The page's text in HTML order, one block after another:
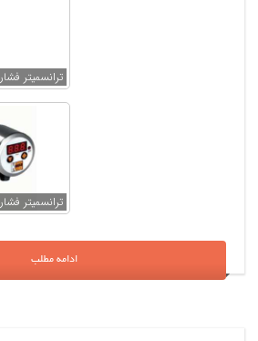
ترانسمیتر فشار
ترانسمیتر فشار
ادامه مطلب